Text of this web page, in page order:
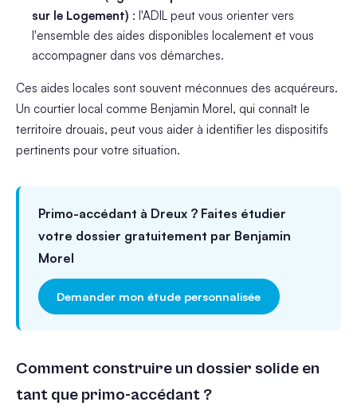
sur le Logement) : l'ADIL peut vous orienter vers
l'ensemble des aides disponibles localement et vous
accompagner dans vos démarches.
Ces aides locales sont souvent méconnues des acquéreurs.
Un courtier local comme Benjamin Morel, qui connaît le
territoire drouais, peut vous aider à identifier les dispositifs
pertinents pour votre situation.
Primo-accédant à Dreux ? Faites étudier
votre dossier gratuitement par Benjamin
Morel
Demander mon étude personnalisée
Comment construire un dossier solide en
tant que primo-accédant ?